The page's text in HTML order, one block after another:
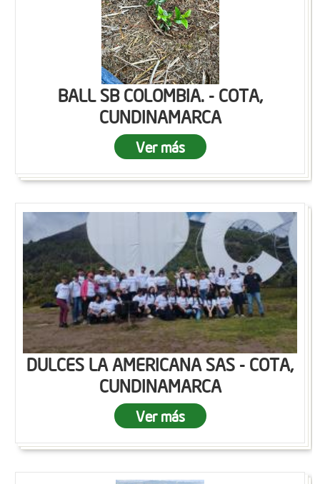
BALL SB COLOMBIA. - COTA,
CUNDINAMARCA
Ver más
DULCES LA AMERICANA SAS - COTA,
CUNDINAMARCA
Ver más